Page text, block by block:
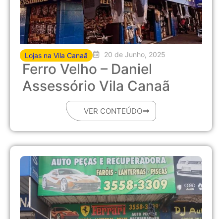
Lojas na Vila Canaã 20 de Junho, 2025
Ferro Velho – Daniel
Assessório Vila Canaã
VER CONTEÚDO